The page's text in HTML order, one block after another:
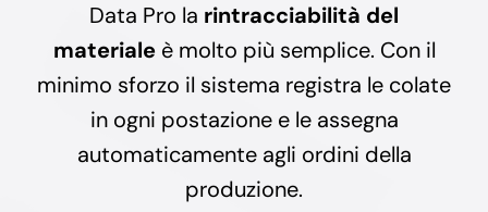
Data Pro la rintracciabilità del
materialeè molto più semplice. Con il
minimo sforzo il sistema registra le colate
in ogni postazione e le assegna
automaticamente agli ordini della
produzione.